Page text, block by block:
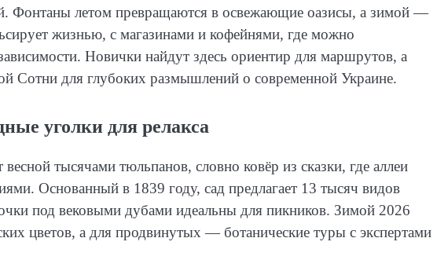
Фонтаны летом превращаются в освежающие оазисы, а зимой —
жизнью, с магазинами и кофейнями, где можно
Новички найдут здесь ориентир для маршрутов, а
Сотни для глубоких размышлений о современной Украине.
уголки для релакса
тысячами тюльпанов, словно ковёр из сказки, где аллеи
Основанный в 1839 году, сад предлагает 13 тысяч видов
под вековыми дубами идеальны для пикников. Зимой 2026
цветов, а для продвинутых — ботанические туры с экспертами